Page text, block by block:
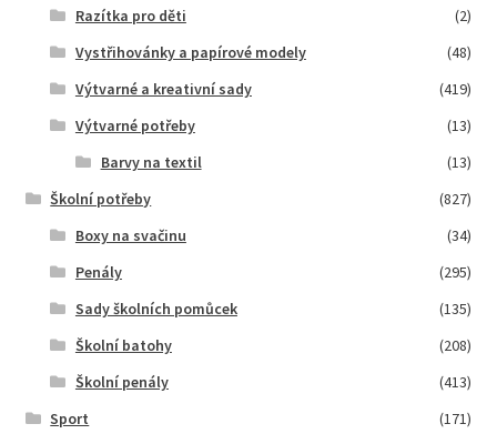
Razítka pro děti
(2)
Vystřihovánky a papírové modely
(48)
Výtvarné a kreativní sady
(419)
Výtvarné potřeby
(13)
Barvy na textil
(13)
Školní potřeby
(827)
Boxy na svačinu
(34)
Penály
(295)
Sady školních pomůcek
(135)
Školní batohy
(208)
Školní penály
(413)
Sport
(171)